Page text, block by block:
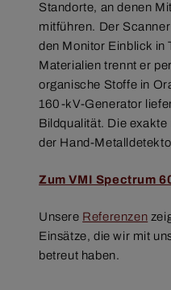
Standorte, an denen
mitführen. Der
den Monitor Einblick in
Materialien trennt er
organische Stoffe in
160-kV-Generator
Bildqualität. Die
der Hand-
Zum VMI Spectrum
Unsere Referenzen
Einsätze, die wir mit
betreut haben.